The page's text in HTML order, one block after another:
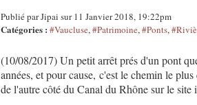
Publié par Jipai sur 11 Janvier 2018, 19:22pm
Catégories : #Vaucluse,#Patrimoine,#Ponts,
(10/08/2017) Un petit arrêt prés d'un pont
années, et pour cause, c'est le chemin le
de l'autre côté du Canal du Rhône sur le